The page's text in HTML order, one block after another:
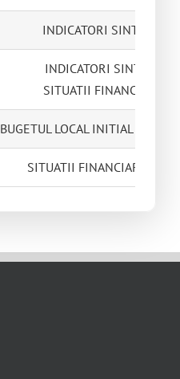
INDICATORI SINTEZA
INDICATORI SINTEZA
SITUATII FINANCIARE
BUGETUL LOCAL INITIAL DE
SITUATII FINANCIARE UAT